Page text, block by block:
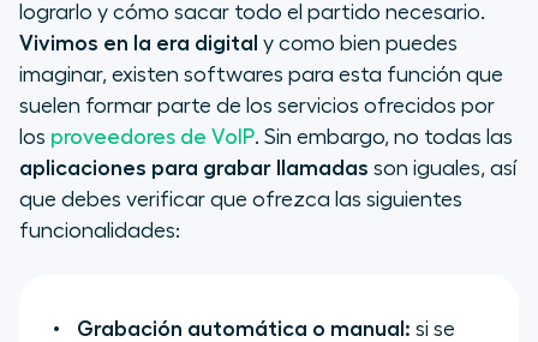
lograrlo y cómo sacar todo el partido necesario.
Vivimos en la era digital y como bien puedes
imaginar, existen softwares para esta función que
suelen formar parte de los servicios ofrecidos por
los proveedores de VoIP. Sin embargo, no todas las
aplicaciones para grabar llamadas son iguales, así
que debes verificar que ofrezca las siguientes
funcionalidades:
Grabación automática o manual: si se